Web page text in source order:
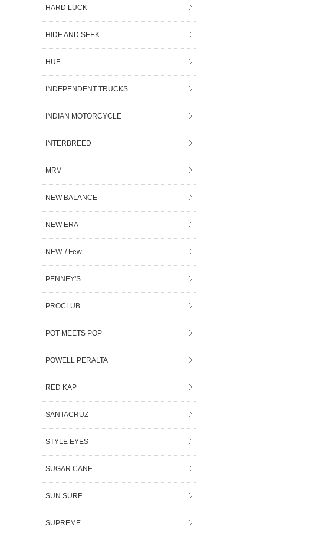
HARD LUCK
HIDE AND SEEK
HUF
INDEPENDENT TRUCKS
INDIAN MOTORCYCLE
INTERBREED
MRV
NEW BALANCE
NEW ERA
NEW. / Few
PENNEY'S
PROCLUB
POT MEETS POP
POWELL PERALTA
RED KAP
SANTACRUZ
STYLE EYES
SUGAR CANE
SUN SURF
SUPREME